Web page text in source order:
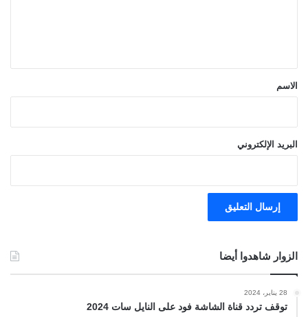
*الاسم
البريد الإلكتروني
الزوار شاهدوا أيضا
28 يناير، 2024
توقف تردد قناة الشاشة فود على النايل سات 2024